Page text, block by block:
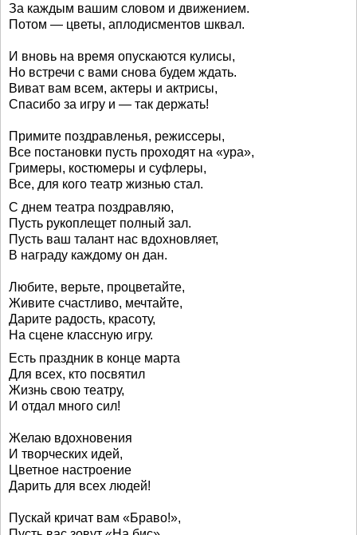
За каждым вашим словом и движением.
Потом — цветы, аплодисментов шквал.
И вновь на время опускаются кулисы,
Но встречи с вами снова будем ждать.
Виват вам всем, актеры и актрисы,
Спасибо за игру и — так держать!
Примите поздравленья, режиссеры,
Все постановки пусть проходят на «ура»,
Гримеры, костюмеры и суфлеры,
Все, для кого театр жизнью стал.
С днем театра поздравляю,
Пусть рукоплещет полный зал.
Пусть ваш талант нас вдохновляет,
В награду каждому он дан.
Любите, верьте, процветайте,
Живите счастливо, мечтайте,
Дарите радость, красоту,
На сцене классную игру.
Есть праздник в конце марта
Для всех, кто посвятил
Жизнь свою театру,
И отдал много сил!
Желаю вдохновения
И творческих идей,
Цветное настроение
Дарить для всех людей!
Пускай кричат вам «Браво!»,